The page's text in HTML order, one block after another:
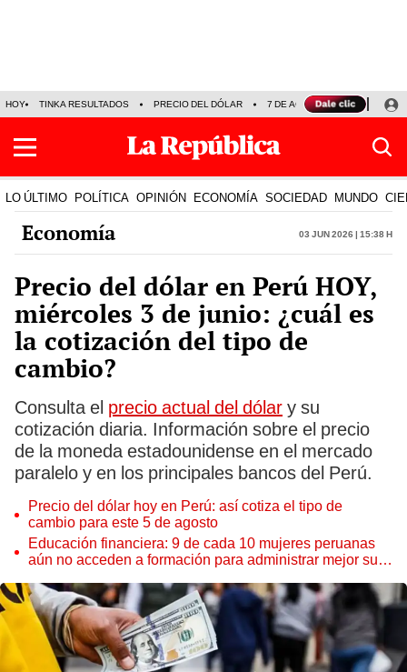
HOY TINKA RESULTADOS PRECIO DEL DÓLAR 7 DE AGOSTO OLLANTA
LO ÚLTIMO POLÍTICA OPINIÓN ECONOMÍA SOCIEDAD MUNDO
Economía 03 Jun 2026 | 15:38 h
Precio del dólar en Perú HOY,
miércoles 3 de junio: ¿cuál es
la cotización del tipo de
cambio?
Consulta el precio actual del dólar y su
cotización diaria. Información sobre el precio
de la moneda estadounidense en el mercado
paralelo y en los principales bancos del Perú.
Precio del dólar hoy en Perú: así cotiza el tipo de
cambio para este 5 de agosto
Educación financiera: 9 de cada 10 mujeres peruanas
aún no acceden a formación para administrar mejor su